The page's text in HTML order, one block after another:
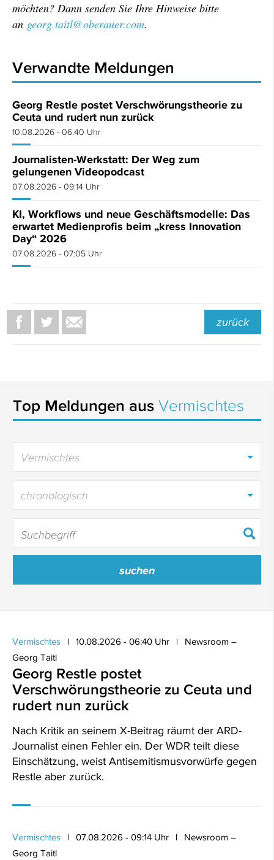
möchten? Dann senden Sie Ihre Hinweise bitte
an georg.taitl@oberauer.com.
Verwandte Meldungen
Georg Restle postet Verschwörungstheorie zu
Ceuta und rudert nun zurück
10.08.2026 - 06:40 Uhr
Journalisten-Werkstatt: Der Weg zum
gelungenen Videopodcast
07.08.2026 - 09:14 Uhr
KI, Workflows und neue Geschäftsmodelle: Das
erwartet Medienprofis beim „kress Innovation
Day“ 2026
07.08.2026 - 07:05 Uhr
zurück
Top Meldungen aus Vermischtes
Vermischtes
chronologisch
Vermischtes 10.08.2026 - 06:40 Uhr
Newsroom –
Georg Taitl
Georg Restle postet
Verschwörungstheorie zu Ceuta und
rudert nun zurück
Nach Kritik an seinem X-Beitrag räumt der ARD-
Journalist einen Fehler ein. Der WDR teilt diese
Einschätzung, weist Antisemitismusvorwürfe gegen
Restle aber zurück.
Vermischtes 07.08.2026 - 09:14 Uhr
Newsroom –
Georg Taitl